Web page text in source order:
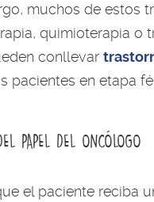
muchos de estos
quimioterapia o
conllevar
pacientes en etapa
PAPEL DEL ONCÓLOGO
el paciente reciba